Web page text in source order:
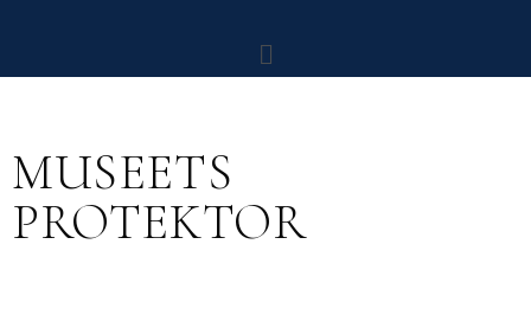
MUSEETS
PROTEKTOR